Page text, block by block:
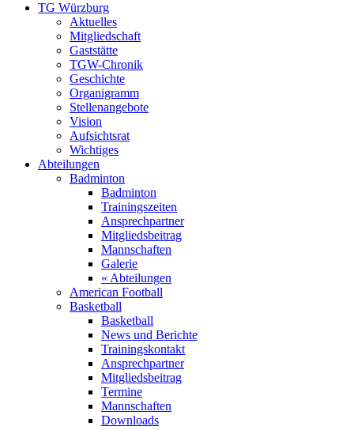
TG Würzburg
Aktuelles
Mitgliedschaft
Gaststätte
TGW-Chronik
Geschichte
Organigramm
Stellenangebote
Vision
Aufsichtsrat
Wichtiges
Abteilungen
Badminton
Badminton
Trainingszeiten
Ansprechpartner
Mitgliedsbeitrag
Mannschaften
Galerie
« Abteilungen
American Football
Basketball
Basketball
News und Berichte
Trainingskontakt
Ansprechpartner
Mitgliedsbeitrag
Termine
Mannschaften
Downloads